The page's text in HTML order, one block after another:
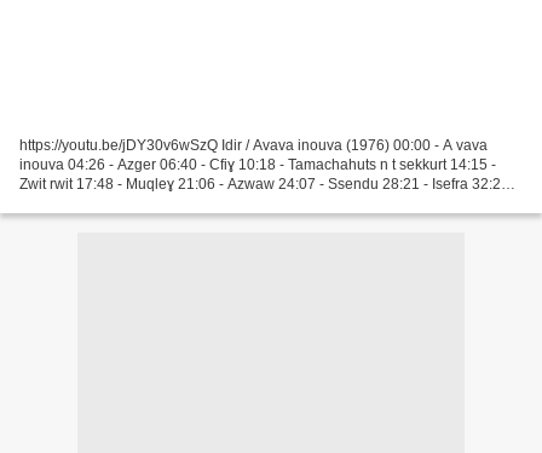
https://youtu.be/jDY30v6wSzQ Idir / Avava inouva (1976) 00:00 - A vava
inouva 04:26 - Azger 06:40 - Cfiɣ 10:18 - Tamachahuts n t sekkurt 14:15 -
Zwit rwit 17:48 - Muqleɣ 21:06 - Azwaw 24:07 - Ssendu 28:21 - Isefra 32:27 -